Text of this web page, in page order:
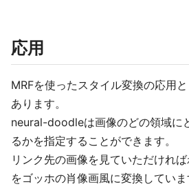
応用
MRFを使ったスタイル変換の応用
あります。
neural-doodleは画像のどの領域に
るかを指定することができます。
リンク先の画像を見ていただけれ
をゴッホの肖像画風に変換してい